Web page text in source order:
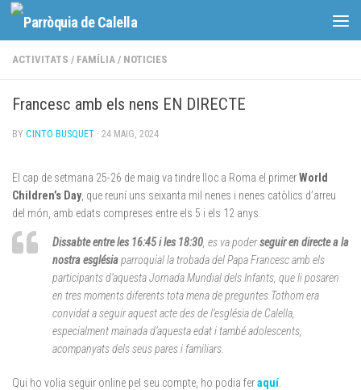
Skip to content
ACTIVITATS / FAMÍLIA / NOTICIES
Francesc amb els nens EN DIRECTE
BY CINTO BUSQUET · 24 MAIG, 2024
El cap de setmana 25-26 de maig va tindre lloc a Roma el primerWorld
Children’s Day, que reuní uns seixanta mil nenes i nenes catòlics d’arreu
del món, amb edats compreses entre els 5 i els 12 anys.
Dissabte entre les 16:45 i les 18:30, es va poderseguir en directe a la
nostra esglésiaparroquial la trobada del Papa Francesc amb els
participants d’aquesta Jornada Mundial dels Infants, que li posaren
en tres moments diferents tota mena de preguntes.Tothom era
convidat a seguir aquest acte des de l’església de Calella,
especialment mainada d’aquesta edat i també adolescents,
acompanyats dels seus pares i familiars.
Qui ho volia seguir online pel seu compte, ho podia feraquí.